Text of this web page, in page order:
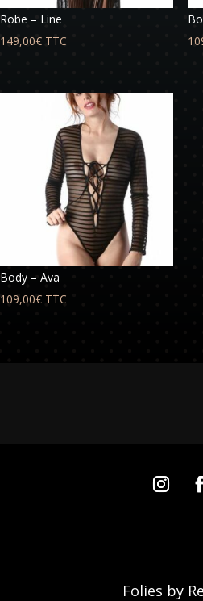
Robe – Line
149,00€ TTC
Body – Ava
109,00€ TTC
Folies by